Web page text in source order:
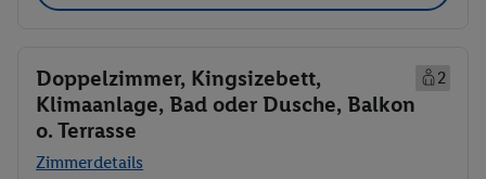
Doppelzimmer, Kingsizebett,
Klimaanlage, Bad oder Dusche, Balkon
o. Terrasse
2
Zimmerdetails